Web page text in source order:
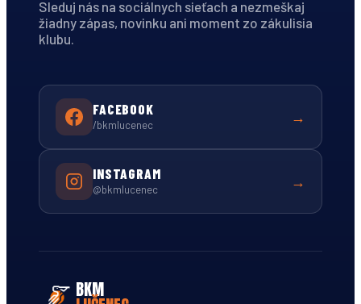
Sleduj nás na sociálnych sieťach a nezmeškaj
žiadny zápas, novinku ani moment zo zákulisia
klubu.
FACEBOOK
/bkmlucenec →
INSTAGRAM
@bkmlucenec →
BKM